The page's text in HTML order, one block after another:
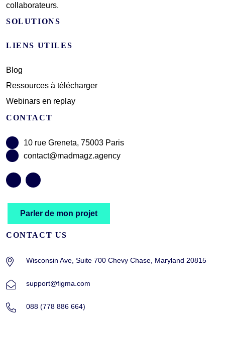
collaborateurs.
SOLUTIONS
LIENS UTILES
Blog
Ressources à télécharger
Webinars en replay
CONTACT
10 rue Greneta, 75003 Paris
contact@madmagz.agency
Parler de mon projet
CONTACT US
Wisconsin Ave, Suite 700 Chevy Chase, Maryland 20815
support@figma.com
088 (778 886 664)